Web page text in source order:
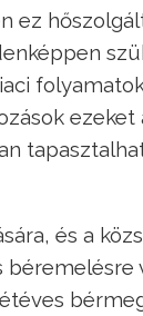
ez
ezeket
és a